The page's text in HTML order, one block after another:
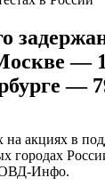
—
—
на акциях в
городах
ОВД-Инфо.